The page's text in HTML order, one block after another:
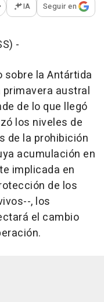
opciones para
IA Seguir en
-
sobre la Antártida
austral
de lo que llegó
los niveles de
de la prohibición
acumulación en
implicada en
de los
, los
el cambio